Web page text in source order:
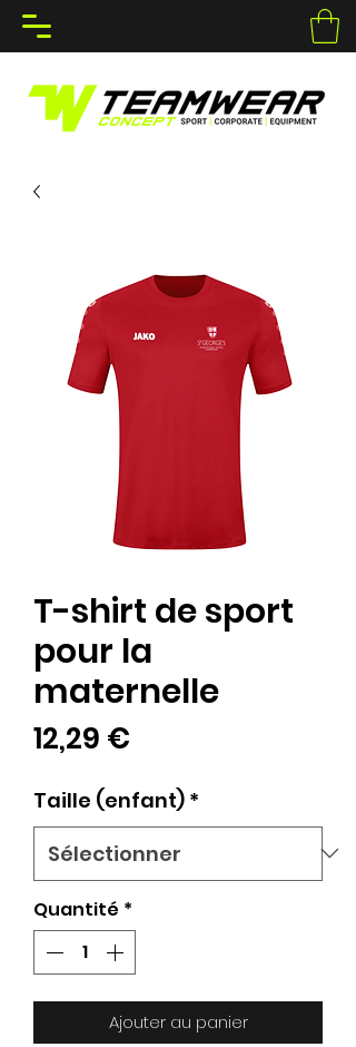
T-shirt de sport
pour la
maternelle
12,29 €
Taille (enfant) *
Quantité *
Ajouter au panier